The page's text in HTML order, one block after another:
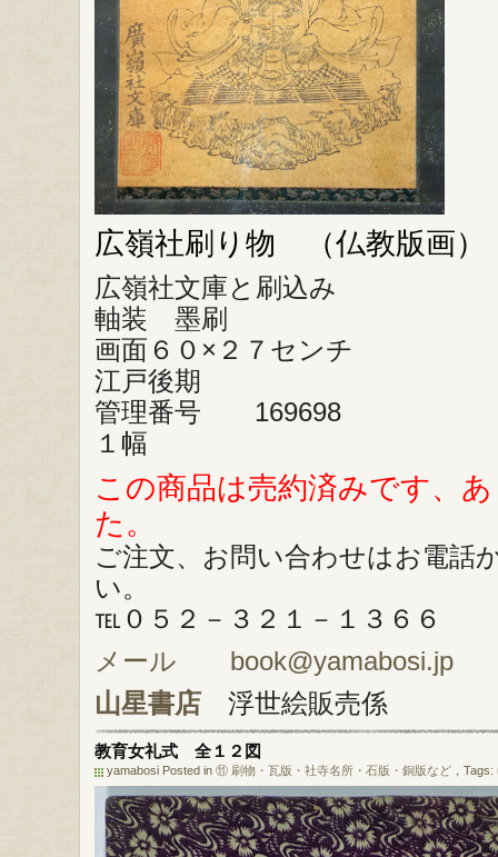
広嶺社刷り物 （仏教版画）
広嶺社文庫と刷込み
軸装 墨刷
画面６０×２７センチ
江戸後期
管理番号 169698
１幅
この商品は売約済みです、
た。
ご注文、お問い合わせはお電話
い。
℡０５２－３２１－１３６６
メール book@yamabosi.jp
山星書店 浮世絵販売係
教育女礼式 全１２図
yamabosi Posted in ⑪ 刷物・瓦版・社寺名所・石版・銅版など ，Tags: